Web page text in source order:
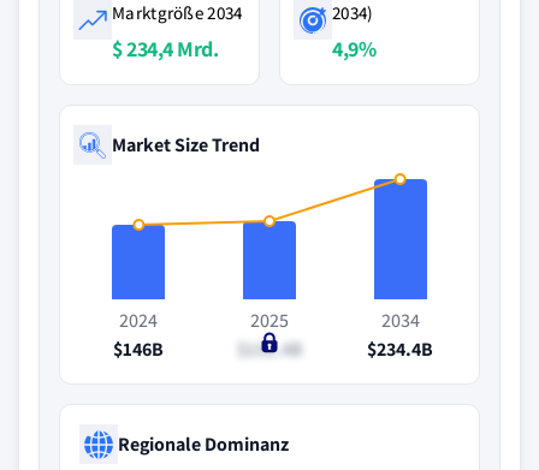
Marktgröße 2034
$ 234,4 Mrd.
2034)
4,9%
Market Size Trend
2024
$146B
2025
$152.4B
2034
$234.4B
Regionale Dominanz